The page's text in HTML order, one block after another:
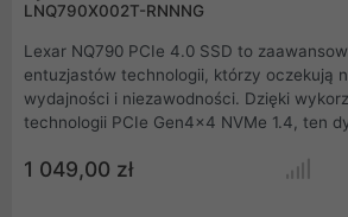
LNQ790X002T-RNNNG
Lexar NQ790 PCIe 4.0 SSD to
entuzjastów technologii, którzy oczekują
wydajności i niezawodności. Dzięki
technologii PCIe Gen4x4 NVMe 1.4, ten
prędkości odczytu do 7000 MB/s i zapisu
czyni go idealnym wyborem dla graczy,
profesjonalistów. Lexar NQ790 PCIe 4.0
1 049,00 zł